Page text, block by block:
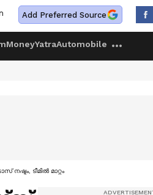
Add Preferred Source
MoneyYatraAutomobile
ടീമില്‍ മാറ്റം